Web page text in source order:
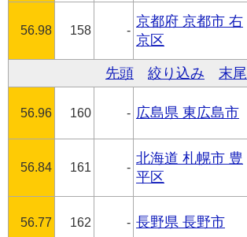
56.98 158 -
京都府 京都市 右
京区
先頭 絞り込み 末尾
56.96 160 - 広島県 東広島市
56.84 161 -
北海道 札幌市 豊
平区
56.77 162 - 長野県 長野市